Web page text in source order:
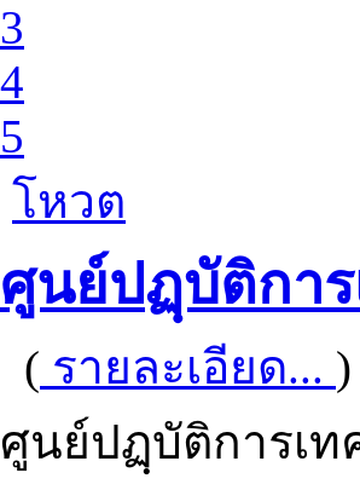
3
4
5
โหวต
ศูนย์ปฏฺบัติการ
( รายละเอียด... )
ศูนย์ปฏฺบัติการเท